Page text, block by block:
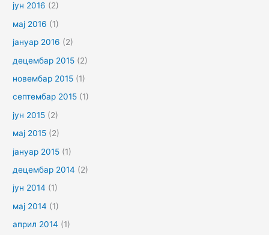
јун 2016 (2)
мај 2016 (1)
јануар 2016 (2)
децембар 2015 (2)
новембар 2015 (1)
септембар 2015 (1)
јун 2015 (2)
мај 2015 (2)
јануар 2015 (1)
децембар 2014 (2)
јун 2014 (1)
мај 2014 (1)
април 2014 (1)